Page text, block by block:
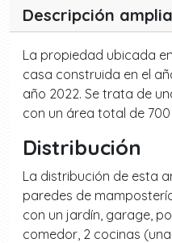
Descripción
La propiedad ubicada
casa construida en el
año 2022. Se trata de
con un área total de
Distribución
La distribución de esta
paredes de
con un jardín, garage,
comedor, 2 cocinas